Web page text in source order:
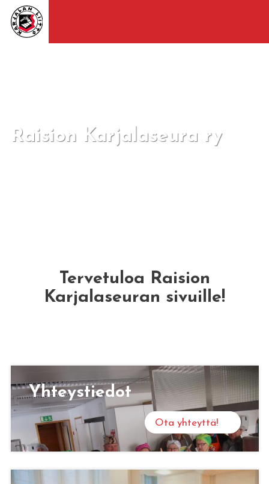
Raision Karjalaseura ry
Tervetuloa Raision
Karjalaseuran sivuille!
Yh­teys­tie­dot
Ota yhteyttä!